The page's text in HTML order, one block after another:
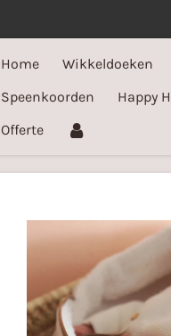
Home Wikkeldoeken
Speenkoorden
Happy
Offerte